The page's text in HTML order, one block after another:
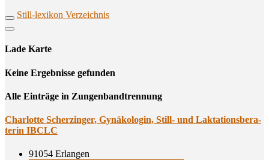
Still-lexikon Verzeichnis
Lade Karte
Кeine Ergebnisse gefunden
Alle Einträge in Zungenbandtrennung
Char­lot­te Scher­zin­ger, Gynä­ko­lo­gin, Still- und Lak­ta­ti­ons­be­ra­
te­rin IBCLC
91054 Erlangen